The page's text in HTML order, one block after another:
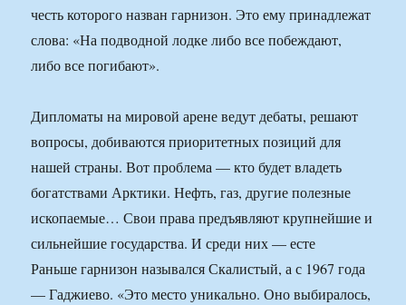
честь которого назван гарнизон. Это ему принадлежат
слова: «На подводной лодке либо все побеждают,
либо все погибают».
Дипломаты на мировой арене ведут дебаты, решают
вопросы, добиваются приоритетных позиций для
нашей страны. Вот проблема — кто будет владеть
богатствами Арктики. Нефть, газ, другие полезные
ископаемые… Свои права предъявляют крупнейшие и
сильнейшие государства. И среди них — есте
Раньше гарнизон назывался Скалистый, а с 1967 года
— Гаджиево. «Это место уникально. Оно выбиралось,